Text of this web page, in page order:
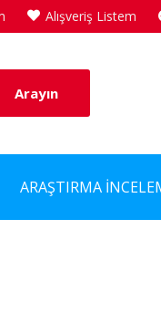
Alışveriş Listem
Arayın
ARAŞTIRMA